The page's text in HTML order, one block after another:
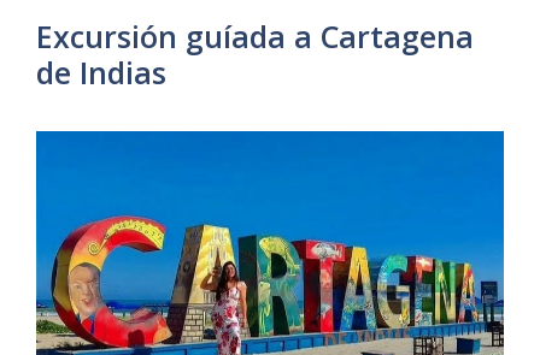
Excursión guíada a Cartagena
de Indias